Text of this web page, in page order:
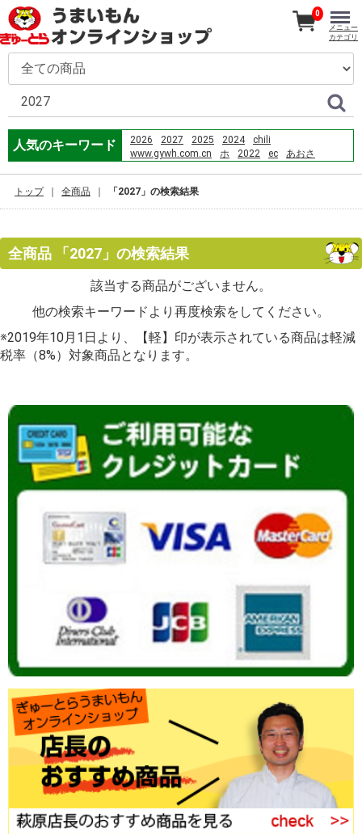
人気のキーワード 2026 2027 2025 2024
chili
www.gywh.com.cn
ホ 2022 ec
あおさ
pcマックス
m
máquina de cortar cabelo
kinky_katie6
chili'
0
メニュー
カテゴリ
トップ 全商品 「2027」の検索結果
全商品 「2027」の検索結果
該当する商品がございません。
他の検索キーワードより再度検索をしてください。
※2019年10月1日より、【軽】印が表示されている商品は軽減
税率（8%）対象商品となります。